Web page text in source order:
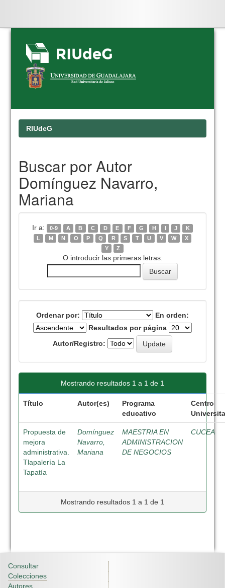
Skip
navigation
RIUdeG
Buscar por Autor
Domínguez Navarro,
Mariana
Ir a: 0-9 A B C D E F G H I J
K
L
M N O P Q R S T U V W
X
Y
Z
O introducir las primeras letras:
Ordenar por:
En orden:
Resultados por página
Autor/Registro:
Mostrando resultados 1 a 1 de 1
Título Autor(es)
Programa
educativo
Centro
Propuesta de
mejora
administrativa.
Tlapalería La
Tapatía
Domínguez
Navarro,
Mariana
MAESTRIA EN
ADMINISTRACION
DE NEGOCIOS
CUCEA
Mostrando resultados 1 a 1 de 1
Consultar
Colecciones
Autores